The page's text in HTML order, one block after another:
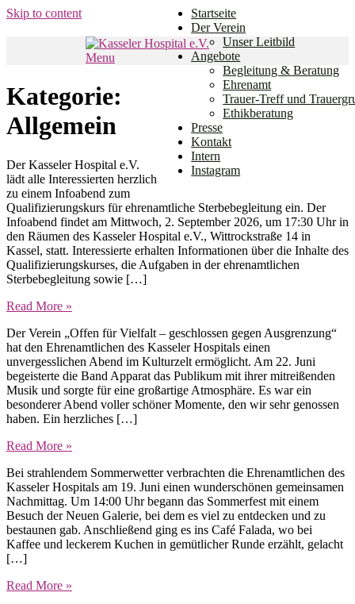
Skip to content
Kasseler Hospital e.V.
Den Weg gemeinsam gehen.
Menu
Startseite
Der Verein
Unser Leitbild
Angebote
Begleitung & Beratung
Ehrenamt
Trauer-Treff und
Ethikberatung
Presse
Kontakt
Intern
Instagram
Kategorie:
Allgemein
Der Kasseler Hospital e.V.
lädt alle Interessierten herzlich
zu einem Infoabend zum
Qualifizierungskurs für ehrenamtliche Sterbebegleitung ein. Der
Infoabend findet am Mittwoch, 2. September 2026, um 17:30 Uhr in
den Räumen des Kasseler Hospital e.V., Wittrockstraße 14 in
Kassel, statt. Interessierte erhalten Informationen über die Inhalte des
Qualifizierungskurses, die Aufgaben in der ehrenamtlichen
Sterbebegleitung sowie […]
Read More »
Der Verein „Offen für Vielfalt – geschlossen gegen Ausgrenzung“
hat den Ehrenamtlichen des Kasseler Hospitals einen
unvergesslichen Abend im Kulturzelt ermöglicht. Am 22. Juni
begeisterte die Band Apparat das Publikum mit ihrer mitreißenden
Musik und sorgte für eine großartige Atmosphäre. Es war ein
besonderer Abend voller schöner Momente, den wir sehr genossen
haben. Ein herzliches […]
Read More »
Bei strahlendem Sommerwetter verbrachten die Ehrenamtlichen des
Kasseler Hospitals am 19. Juni einen wunderschönen gemeinsamen
Nachmittag. Um 14:00 Uhr begann das Sommerfest mit einem
Besuch der Neuen Galerie, bei dem es viel zu entdecken und zu
bestaunen gab. Anschließend ging es ins Café Falada, wo bei
Kaffee und leckerem Kuchen in gemütlicher Runde erzählt, gelacht
[…]
Read More »